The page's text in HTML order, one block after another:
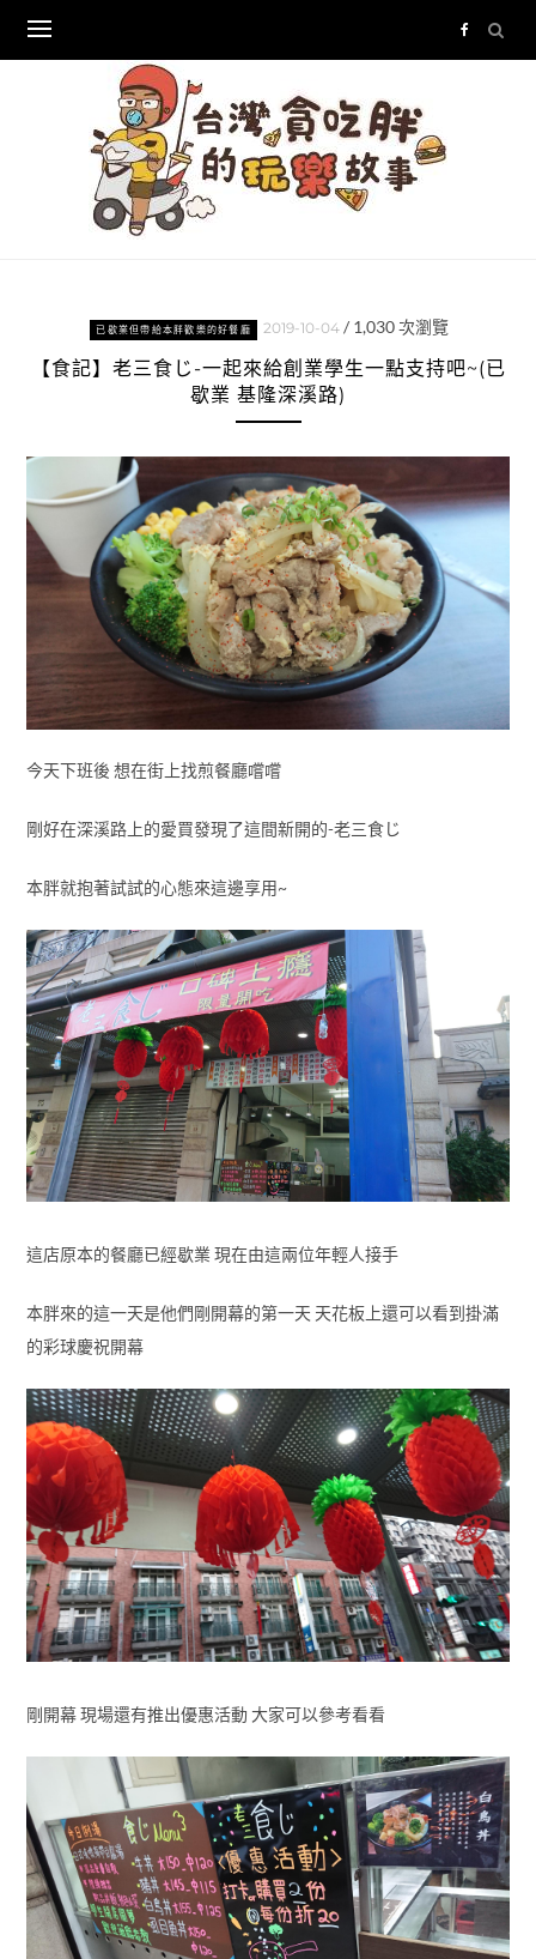
content
已歇業但帶給本胖歡樂的好餐廳 2019-10-04 / 1,030次瀏覽
【食記】老三食じ-一起來給創業學生一點支持吧~(已
歇業 基隆深溪路)
今天下班後 想在街上找煎餐廳嚐嚐
剛好在深溪路上的愛買發現了這間新開的-老三食じ
本胖就抱著試試的心態來這邊享用~
這店原本的餐廳已經歇業 現在由這兩位年輕人接手
本胖來的這一天是他們剛開幕的第一天 天花板上還可以看到掛滿
的彩球慶祝開幕
剛開幕 現場還有推出優惠活動 大家可以參考看看